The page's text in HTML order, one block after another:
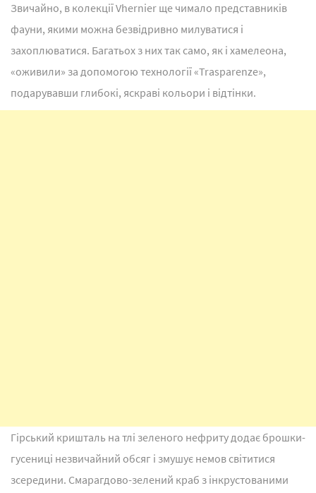
Звичайно, в колекції Vhernier ще чимало представників
фауни, якими можна безвідривно милуватися і
захоплюватися. Багатьох з них так само, як і хамелеона,
«оживили» за допомогою технології «Trasparenze»,
подарувавши глибокі, яскраві кольори і відтінки.
Гірський кришталь на тлі зеленого нефриту додає брошки-
гусениці незвичайний обсяг і змушує немов світитися
зсередини. Смарагдово-зелений краб з інкрустованими